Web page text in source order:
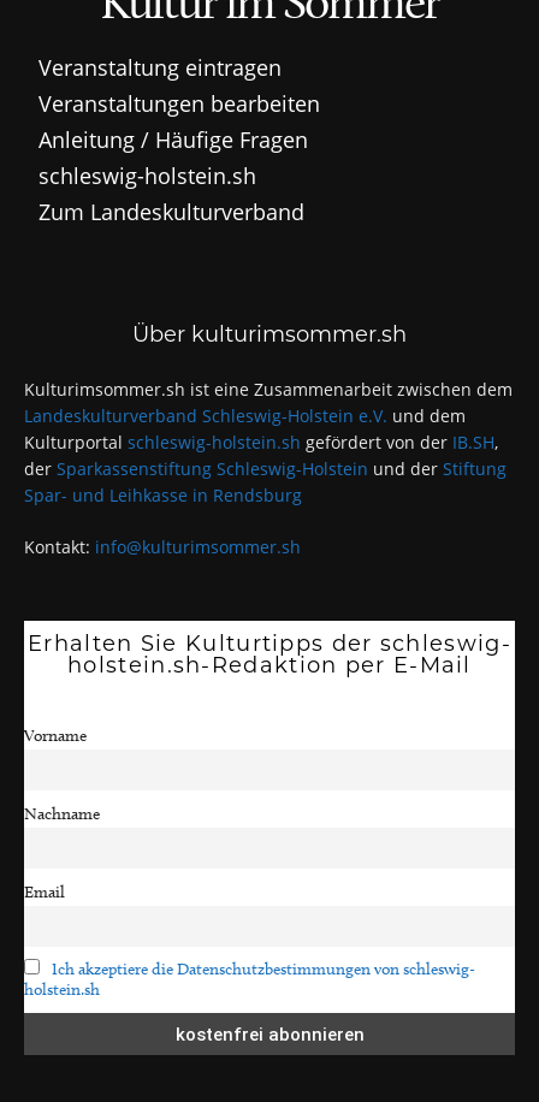
Veranstaltung eintragen
Veranstaltungen bearbeiten
Anleitung / Häufige Fragen
schleswig-holstein.sh
Zum Landeskulturverband
Über kulturimsommer.sh
Kulturimsommer.sh ist eine Zusammenarbeit zwischen dem
Landeskulturverband Schleswig-Holstein e.V. und dem
Kulturportal schleswig-holstein.sh gefördert von der IB.SH,
der Sparkassenstiftung Schleswig-Holstein und der Stiftung
Spar- und Leihkasse in Rendsburg
Kontakt: info@kulturimsommer.sh
Erhalten Sie Kulturtipps der schleswig-
holstein.sh-Redaktion per E-Mail
Vorname
Nachname
Email
Ich akzeptiere die Datenschutzbestimmungen von schleswig-
holstein.sh